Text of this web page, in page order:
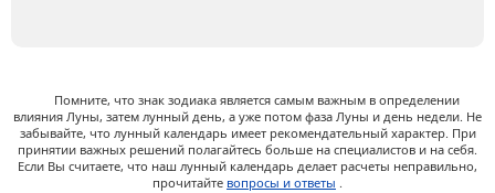
Помните, что знак зодиака является самым важным в определении
влияния Луны, затем лунный день, а уже потом фаза Луны и день недели. Не
забывайте, что лунный календарь имеет рекомендательный характер. При
принятии важных решений полагайтесь больше на специалистов и на себя.
Если Вы считаете, что наш лунный календарь делает расчеты неправильно,
прочитайте вопросы и ответы .